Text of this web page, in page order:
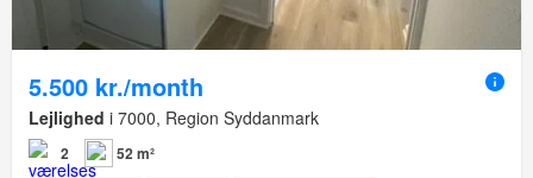
5.500 kr./month
Lejlighed i 7000, Region Syddanmark
2 52 m²